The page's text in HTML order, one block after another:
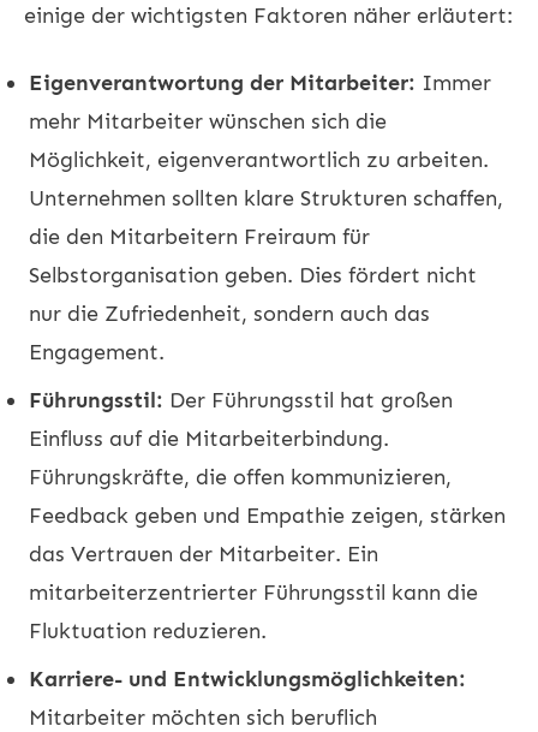
einige der wichtigsten Faktoren näher erläutert:
Eigenverantwortung der Mitarbeiter: Immer
mehr Mitarbeiter wünschen sich die
Möglichkeit, eigenverantwortlich zu arbeiten.
Unternehmen sollten klare Strukturen schaffen,
die den Mitarbeitern Freiraum für
Selbstorganisation geben. Dies fördert nicht
nur die Zufriedenheit, sondern auch das
Engagement.
Führungsstil: Der Führungsstil hat großen
Einfluss auf die Mitarbeiterbindung.
Führungskräfte, die offen kommunizieren,
Feedback geben und Empathie zeigen, stärken
das Vertrauen der Mitarbeiter. Ein
mitarbeiterzentrierter Führungsstil kann die
Fluktuation reduzieren.
Karriere- und Entwicklungsmöglichkeiten:
Mitarbeiter möchten sich beruflich